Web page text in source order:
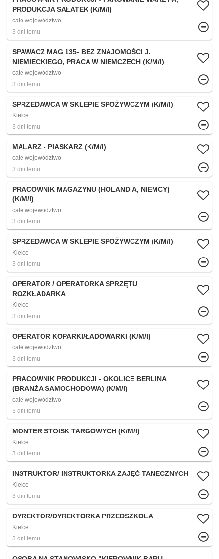
PRODUKCJA SAŁATEK (K/M/I)
całe województwo
3 dni temu
SPAWACZ MAG 135- BEZ ZNAJOMOŚCI J.
NIEMIECKIEGO, PRACA W NIEMCZECH (K/M/I)
całe województwo
3 dni temu
SPRZEDAWCA W SKLEPIE SPOŻYWCZYM (K/M/I)
Kielce
3 dni temu
MALARZ - PIASKARZ (K/M/I)
całe województwo
3 dni temu
PRACOWNIK MAGAZYNU (HOLANDIA, NIEMCY)
(K/M/I)
całe województwo
3 dni temu
SPRZEDAWCA W SKLEPIE SPOŻYWCZYM (K/M/I)
Kielce
3 dni temu
OPERATOR / OPERATORKA SPRZĘTU
ROZKŁADARKA
Kielce
3 dni temu
OPERATOR KOPARKI/ŁADOWARKI (K/M/I)
całe województwo
3 dni temu
PRACOWNIK PRODUKCJI - OKOLICE BERLINA
(BRANŻA SAMOCHODOWA) (K/M/I)
całe województwo
3 dni temu
MONTER STOISK TARGOWYCH (K/M/I)
Kielce
3 dni temu
INSTRUKTOR/ INSTRUKTORKA ZAJĘĆ TANECZNYCH
Kielce
3 dni temu
DYREKTOR/DYREKTORKA PRZEDSZKOLA
Kielce
3 dni temu